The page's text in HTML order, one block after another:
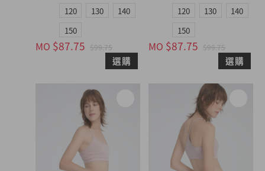
120 130
140
150
MO $87.75 $99.75
選購
120 130
140
150
MO $87.75 $99.75
選購